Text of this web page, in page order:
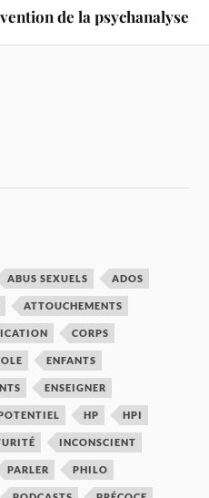
de la psychanalyse
ABUS SEXUELS ADOS
ATTOUCHEMENTS
CORPS
ENFANTS
ENSEIGNER
HP HPI
INCONSCIENT
PARLER PHILO